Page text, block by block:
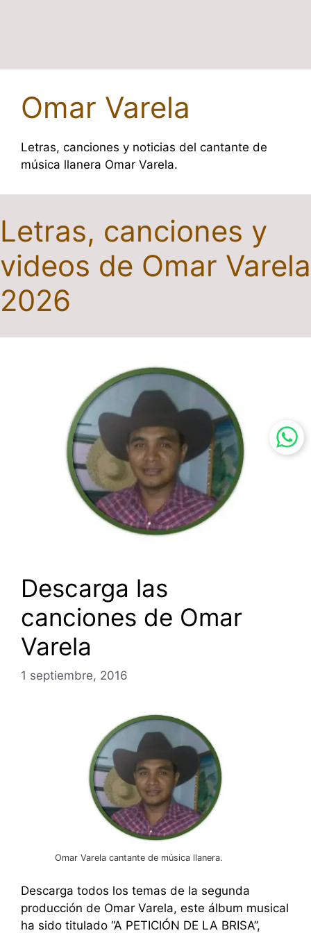
Omar Varela
Letras, canciones y noticias del cantante de
música llanera Omar Varela.
Letras, canciones y
videos de Omar Varela
2026
Descarga las
canciones de Omar
Varela
1 septiembre, 2016
Omar Varela cantante de música llanera.
Descarga todos los temas de la segunda
producción de Omar Varela, este álbum musical
ha sido titulado “A PETICIÓN DE LA BRISA”,